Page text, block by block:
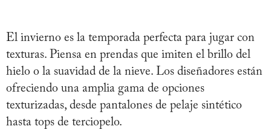
El invierno es la temporada perfecta para jugar con
texturas. Piensa en prendas que imiten el brillo del
hielo o la suavidad de la nieve. Los diseñadores están
ofreciendo una amplia gama de opciones
texturizadas, desde pantalones de pelaje sintético
hasta tops de terciopelo.